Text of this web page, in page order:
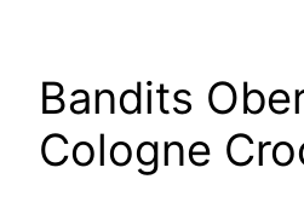
Bandits
Cologne